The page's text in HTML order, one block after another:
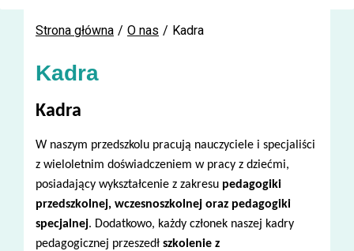
Strona główna O nas Kadra
Kadra
Kadra
W naszym przedszkolu pracują nauczyciele i specjaliści
z wieloletnim doświadczeniem w pracy z dziećmi,
posiadający wykształcenie z zakresu pedagogiki
przedszkolnej, wczesnoszkolnej oraz pedagogiki
specjalnej. Dodatkowo, każdy członek naszej kadry
pedagogicznej przeszedł szkolenie z